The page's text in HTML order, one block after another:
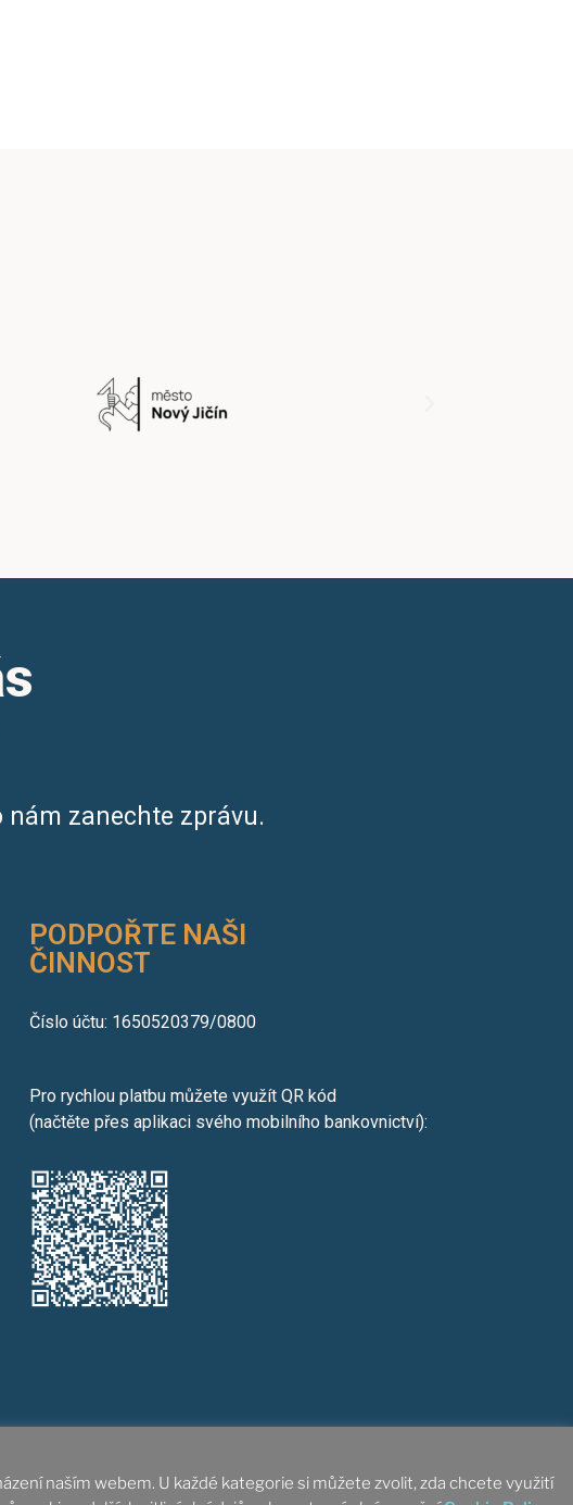
nám zanechte zprávu.
PODPOŘTE NAŠI
ČINNOST
Číslo účtu: 1650520379/0800
Pro rychlou platbu můžete využít QR kód
(načtěte přes aplikaci svého mobilního bankovnictví):
naším webem. U každé kategorie si můžete zvolit, zda chcete využití